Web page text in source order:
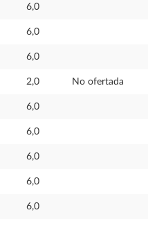
6,0
6,0
6,0
2,0 No ofertada
6,0
6,0
6,0
6,0
6,0